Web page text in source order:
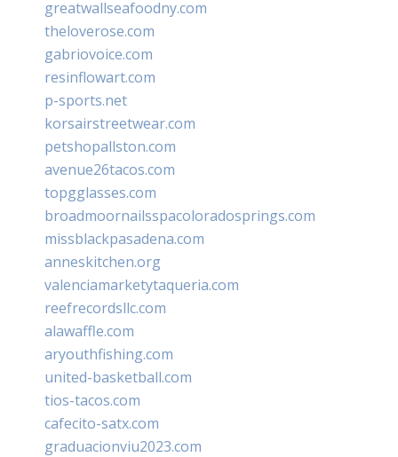
greatwallseafoodny.com
theloverose.com
gabriovoice.com
resinflowart.com
p-sports.net
korsairstreetwear.com
petshopallston.com
avenue26tacos.com
topgglasses.com
broadmoornailsspacoloradosprings.com
missblackpasadena.com
anneskitchen.org
valenciamarketytaqueria.com
reefrecordsllc.com
alawaffle.com
aryouthfishing.com
united-basketball.com
tios-tacos.com
cafecito-satx.com
graduacionviu2023.com